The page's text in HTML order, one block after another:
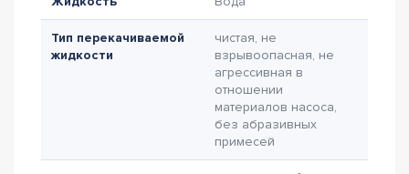
Тип перекачиваемой
жидкости
чистая, не
взрывоопасная, не
агрессивная в
отношении
материалов насоса,
без абразивных
примесей